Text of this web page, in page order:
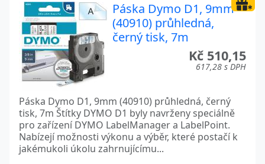
Páska Dymo D1, 9mm
(40910) průhledná,
černý tisk, 7m
Kč 510,15
617,28 s DPH
Páska Dymo D1, 9mm (40910) průhledná, černý
tisk, 7m Štítky DYMO D1 byly navrženy speciálně
pro zařízení DYMO LabelManager a LabelPoint.
Nabízejí možnosti výkonu a výběr, které postačí k
jakémukoli úkolu zahrnujícímu...